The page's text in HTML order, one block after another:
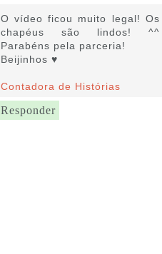
O vídeo ficou muito legal! Os
chapéus são lindos! ^^
Parabéns pela parceria!
Beijinhos ♥
Contadora de Histórias
Responder